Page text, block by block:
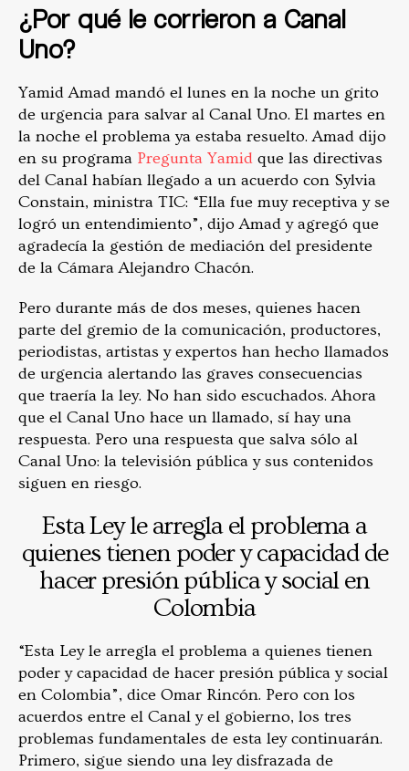
¿Por qué le corrieron a Canal
Uno?
Yamid Amad mandó el lunes en la noche un grito
de urgencia para salvar al Canal Uno. El martes en
la noche el problema ya estaba resuelto. Amad dijo
en su programa Pregunta Yamid que las directivas
del Canal habían llegado a un acuerdo con Sylvia
Constain, ministra TIC: “Ella fue muy receptiva y se
logró un entendimiento”, dijo Amad y agregó que
agradecía la gestión de mediación del presidente
de la Cámara Alejandro Chacón.
Pero durante más de dos meses, quienes hacen
parte del gremio de la comunicación, productores,
periodistas, artistas y expertos han hecho llamados
de urgencia alertando las graves consecuencias
que traería la ley. No han sido escuchados. Ahora
que el Canal Uno hace un llamado, sí hay una
respuesta. Pero una respuesta que salva sólo al
Canal Uno: la televisión pública y sus contenidos
siguen en riesgo.
Esta Ley le arregla el problema a
quienes tienen poder y capacidad de
hacer presión pública y social en
Colombia
“Esta Ley le arregla el problema a quienes tienen
poder y capacidad de hacer presión pública y social
en Colombia”, dice Omar Rincón. Pero con los
acuerdos entre el Canal y el gobierno, los tres
problemas fundamentales de esta ley continuarán.
Primero, sigue siendo una ley disfrazada de